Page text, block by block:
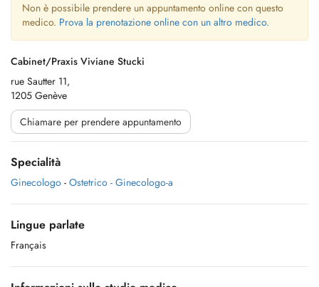
Non è possibile prendere un appuntamento online con questo
medico. Prova la prenotazione online con un altro medico.
Cabinet/Praxis Viviane Stucki
rue Sautter 11,
1205 Genève
Chiamare per prendere appuntamento
Specialità
Ginecologo - Ostetrico - Ginecologo-a
Lingue parlate
Français